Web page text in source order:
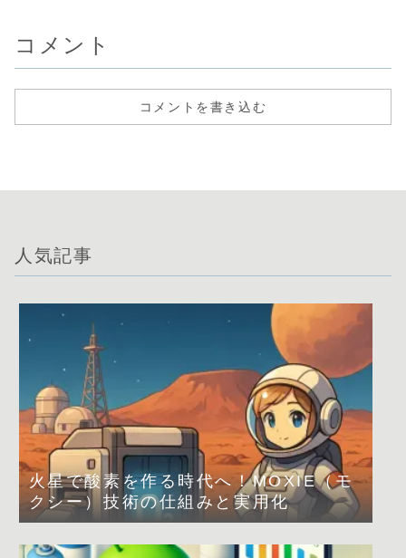
コメント
コメントを書き込む
人気記事
火星で酸素を作る時代へ！MOXIE（モ
クシー）技術の仕組みと実用化